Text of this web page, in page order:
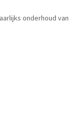
onderhoud van